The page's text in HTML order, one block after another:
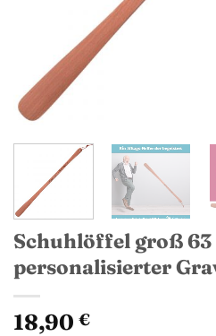
Schuhlöffel groß
personalisierter
18,90 €